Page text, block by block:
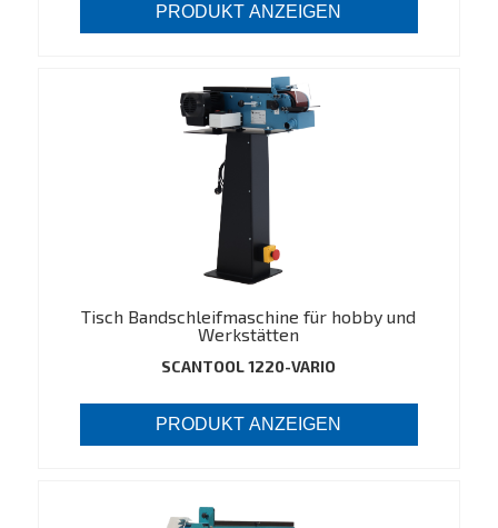
PRODUKT ANZEIGEN
Tisch Bandschleifmaschine für hobby und
Werkstätten
SCANTOOL 1220-VARIO
PRODUKT ANZEIGEN